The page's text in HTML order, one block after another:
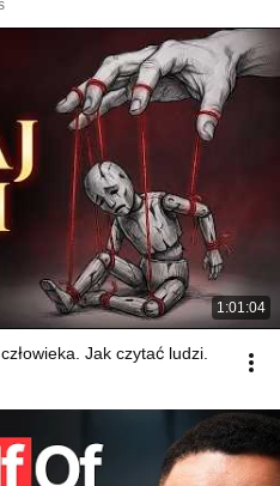
1:01:04
Jak czytać ludzi.